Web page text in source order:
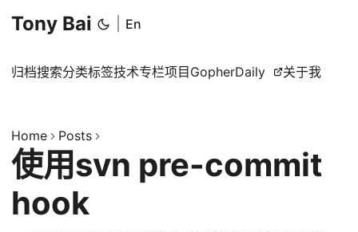
Tony Bai En
归档搜索分类标签技术专栏项目 GopherDaily 关于我
Home Posts
使用svn pre-commit
hook